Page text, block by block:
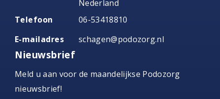
Nederland
Telefoon
06-53418810
E-mailadres
schagen@podozorg.nl
Nieuwsbrief
Meld u aan voor de maandelijkse Podozorg
nieuwsbrief!